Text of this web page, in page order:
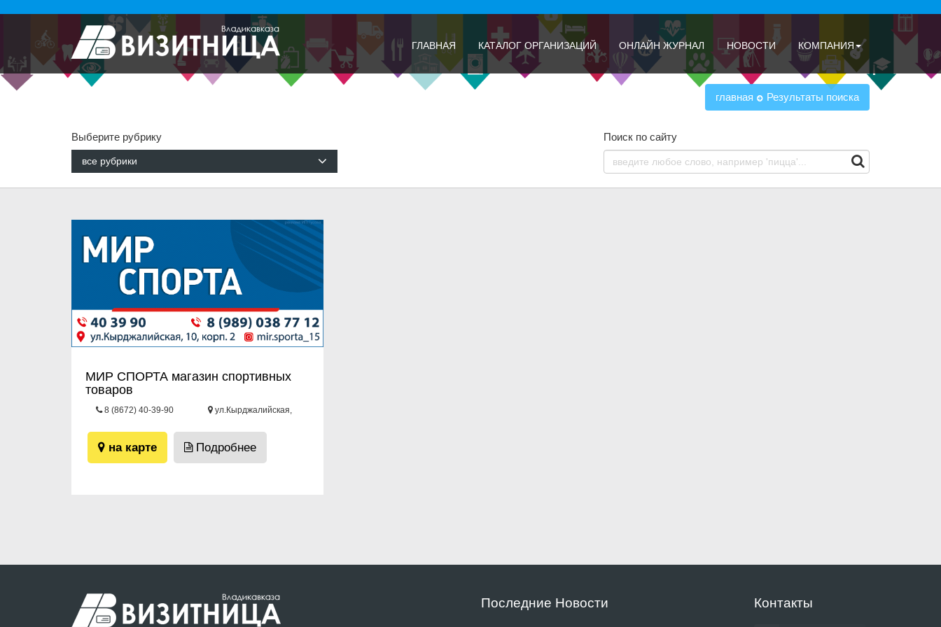
ГЛАВНАЯ КАТАЛОГ ОРГАНИЗАЦИЙ ОНЛАЙН ЖУРНАЛ НОВОСТИ КОМПАНИЯ
главная Результаты поиска
Выберите рубрику
все рубрики
Поиск по сайту
МИР СПОРТА магазин спортивных
товаров
8 (8672) 40-39-90
ул.Кырджалийская,
на карте Подробнее
Последние Новости Контакты